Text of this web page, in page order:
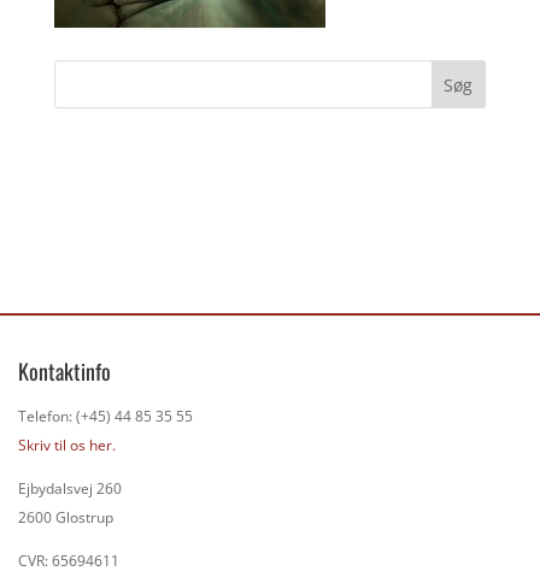
Kontaktinfo
Telefon: (+45) 44 85 35 55
Skriv til os her.
Ejbydalsvej 260
2600 Glostrup
CVR: 65694611